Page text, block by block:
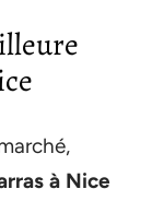
à Nice